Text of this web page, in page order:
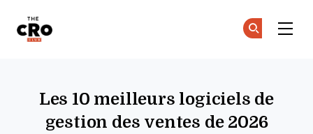
Les 10 meilleurs logiciels de
gestion des ventes de 2026